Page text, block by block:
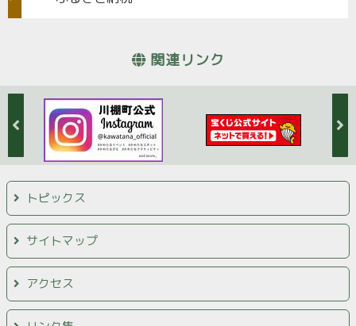
関連リンク
トピックス
サイトマップ
アクセス